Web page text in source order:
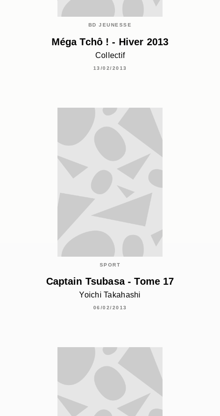
BD JEUNESSE
Méga Tchô ! - Hiver 2013
Collectif
13/02/2013
SPORT
Captain Tsubasa - Tome 17
Yoichi Takahashi
06/02/2013